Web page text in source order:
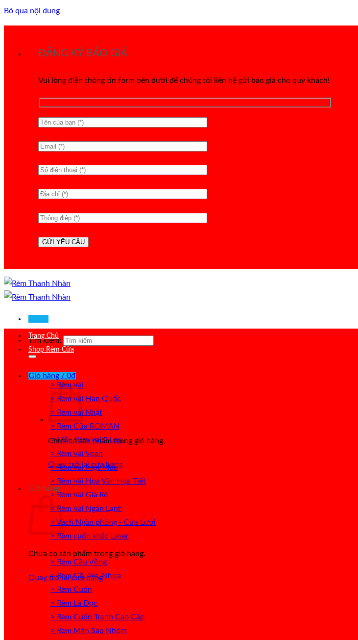
Bỏ qua nội dung
ĐĂNG KÝ BÁO GIÁ
Vui lòng điền thông tin form bên dưới để chúng tôi liên hệ gửi báo giá cho quý khách!
Tìm kiếm:
Giỏ hàng / 0₫
Chưa có sản phẩm trong giỏ hàng.
Quay trở lại cửa hàng
Giỏ hàng
Chưa có sản phẩm trong giỏ hàng.
Quay trở lại cửa hàng
Trang Chủ
Shop Rèm Cửa
> Rèm Vải
> Rèm Vải Hàn Quốc
> Rèm vải Nhật
> Rèm Cửa ROMAN
> Mẫu Rèm Vải 2 Lớp
> Rèm Vải Voan
> Rèm Vải Một Màu
> Rèm Vải Hoa Văn Họa Tiết
> Rèm Vải Giá Rẻ
> Rèm Vải Ngăn Lạnh
> Vách Ngăn phòng - Cửa Lưới
> Rèm cuốn khắc Laser
> Rèm Cầu Vồng
> Rèm Gỗ, Tre, Nhựa
> Rèm Cuốn
> Rèm Lá Dọc
> Rèm Cuốn Tranh Cao Cấp
> Rèm Màn Sáo Nhôm